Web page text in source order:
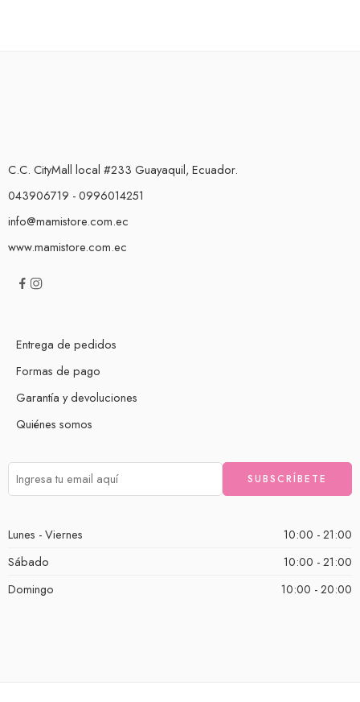
C.C. CityMall local #233 Guayaquil, Ecuador.
043906719 - 0996014251
info@mamistore.com.ec
www.mamistore.com.ec
Entrega de pedidos
Formas de pago
Garantía y devoluciones
Quiénes somos
Lunes - Viernes
10:00 - 21:00
Sábado
10:00 - 21:00
Domingo
10:00 - 20:00